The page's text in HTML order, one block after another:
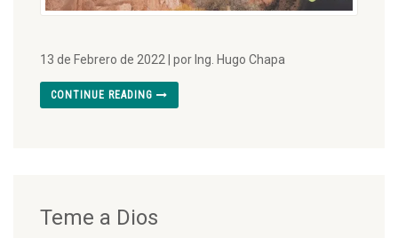
13 de Febrero de 2022 | por Ing. Hugo Chapa
CONTINUE READING
Teme a Dios